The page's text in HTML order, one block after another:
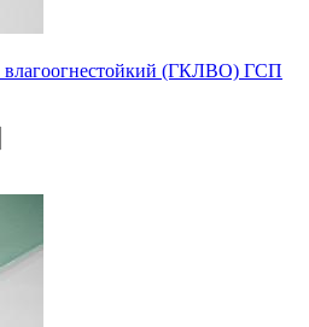
(ГКЛВО) ГСП